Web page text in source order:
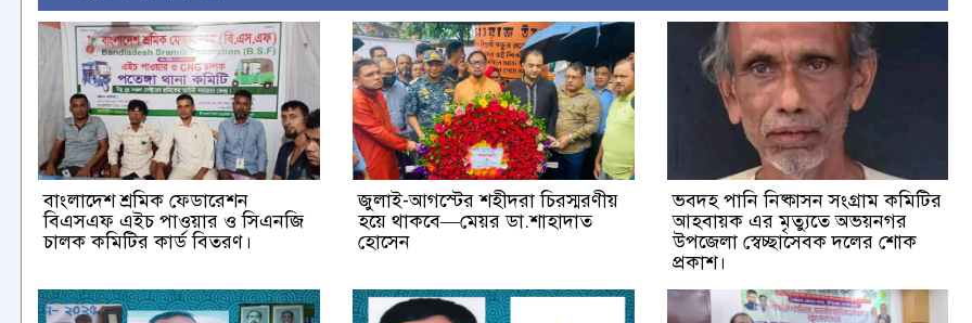
বাংলাদেশ শ্রমিক ফেডারেশন
বিএসএফ এইচ পাওয়ার ও সিএনজি
চালক কমিটির কার্ড বিতরণ।
জুলাই-আগস্টের শহীদরা চিরস্মরণীয়
হয়ে থাকবে—মেয়র ডা.শাহাদাত
হোসেন
ভবদহ পানি নিষ্কাসন সংগ্রাম কমিটির
আহবায়ক এর মৃত্যুতে অভয়নগর
উপজেলা স্বেচ্ছাসেবক দলের শোক
প্রকাশ।